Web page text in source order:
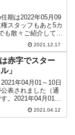
期は2022年05月09
スタッフもあと5カ
も散々ご紹介してき
ギ）副首相兼企画
なります。副首相に
省に当たります）
2021.12.17
赤字でスター
」
年04月01～10日
表されました（通
。2021年04月01～
万ドル（対前年同
出：166億9,200万
2021.04.12